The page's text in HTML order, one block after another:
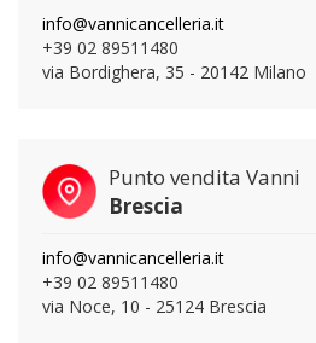
info@vannicancelleria.it
+39 02 89511480
via Bordighera, 35 - 20142 Milano
Punto vendita Vanni
Brescia
info@vannicancelleria.it
+39 02 89511480
via Noce, 10 - 25124 Brescia